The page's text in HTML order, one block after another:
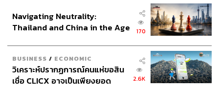
Navigating Neutrality:
Thailand and China in the Age
170
BUSINESS / ECONOMIC
วิเคราะห์ปรากฏการณ์คนแห่ขอสิน
เชื่อ CLICX อาจเป็นเพียงยอด
2.6K